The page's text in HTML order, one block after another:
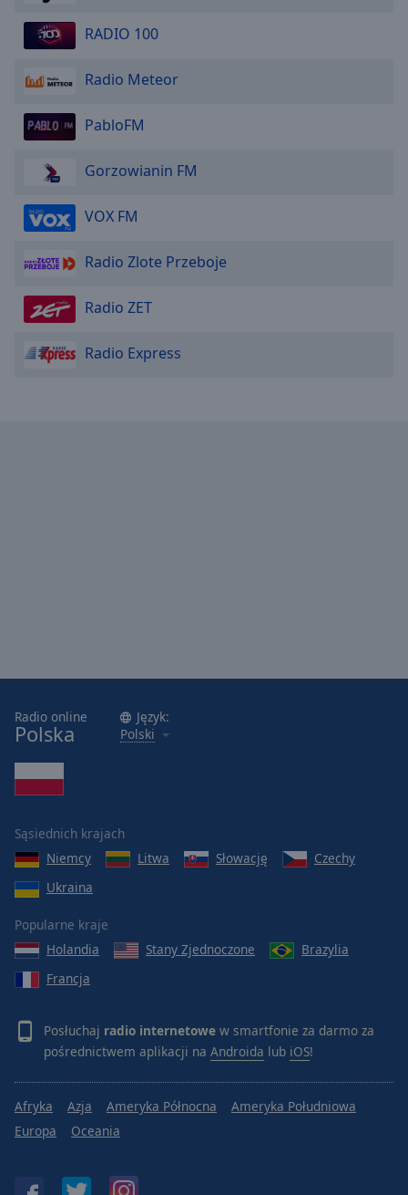
RADIO 100
Radio Meteor
PabloFM
Gorzowianin FM
VOX FM
Radio Zlote Przeboje
Radio ZET
Radio Express
Radio online
Polska
Język:
Polski
Sąsiednich krajach
Niemcy
Litwa Słowację
Czechy
Ukraina
Popularne kraje
Holandia
Stany Zjednoczone
Brazylia
Francja
Posłuchaj radio internetowe w smartfonie za darmo za
pośrednictwem aplikacji na Androida lub iOS!
Afryka Azja Ameryka Północna
Ameryka Południowa
Europa
Oceania